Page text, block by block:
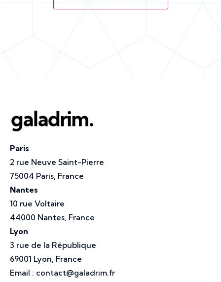
Paris
2 rue Neuve Saint-Pierre
75004 Paris, France
Nantes
10 rue Voltaire
44000 Nantes, France
Lyon
3 rue de la République
69001 Lyon, France
Email : contact@galadrim.fr